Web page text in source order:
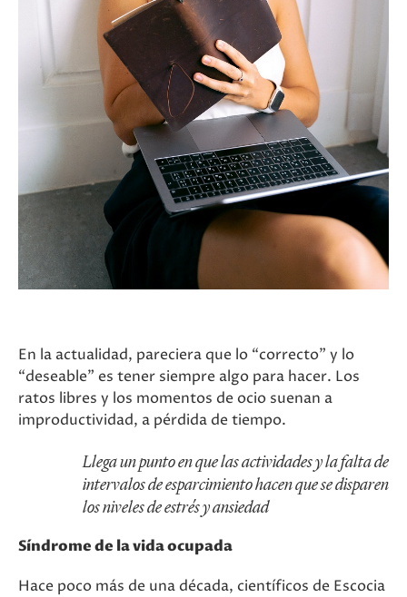
En la actualidad, pareciera que lo “correcto” y lo
“deseable” es tener siempre algo para hacer. Los
ratos libres y los momentos de ocio suenan a
improductividad, a pérdida de tiempo.
Llega un punto en que las actividades y la falta de
intervalos de esparcimiento hacen que se disparen
los niveles de estrés y ansiedad
Síndrome de la vida ocupada
Hace poco más de una década, científicos de Escocia